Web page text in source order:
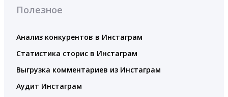
Полезное
Анализ конкурентов в Инстаграм
Статистика сторис в Инстаграм
Выгрузка комментариев из Инстаграм
Аудит Инстаграм